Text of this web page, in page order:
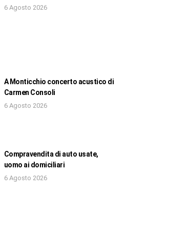
6 Agosto 2026
A Monticchio concerto acustico di
Carmen Consoli
6 Agosto 2026
Compravendita di auto usate,
uomo ai domiciliari
6 Agosto 2026